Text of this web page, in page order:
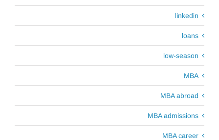
linkedin
loans
low-season
MBA
MBA abroad
MBA admissions
MBA career